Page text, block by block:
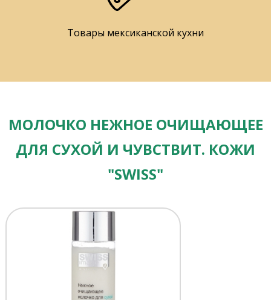
Товары мексиканской кухни
МОЛОЧКО НЕЖНОЕ ОЧИЩАЮЩЕЕ
ДЛЯ СУХОЙ И ЧУВСТВИТ. КОЖИ
"SWISS"